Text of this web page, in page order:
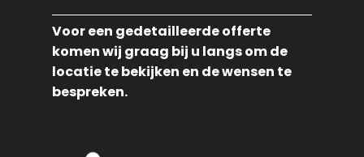
Voor een gedetailleerde offerte
komen wij graag bij u langs om de
locatie te bekijken en de wensen te
bespreken.